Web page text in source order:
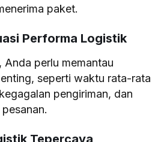
paket.
Performa Logistik
Anda perlu memantau
seperti waktu rata-rata
pengiriman, dan
Tepercaya